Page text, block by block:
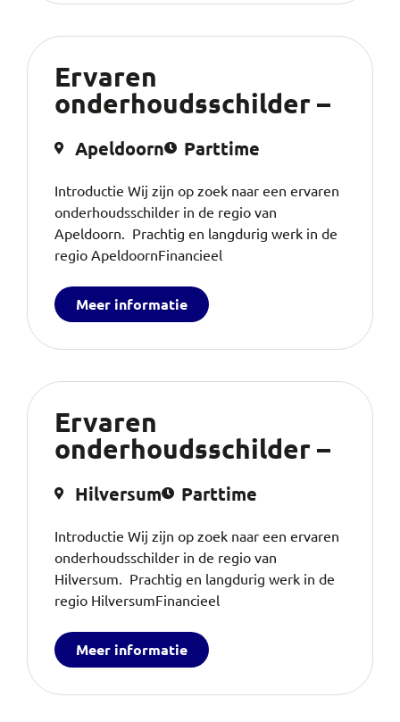
Ervaren
onderhoudsschilder –
Apeldoorn Parttime
Introductie Wij zijn op zoek naar een ervaren
onderhoudsschilder in de regio van
Apeldoorn. Prachtig en langdurig werk in de
regio ApeldoornFinancieel
Meer informatie
Ervaren
onderhoudsschilder –
Hilversum Parttime
Introductie Wij zijn op zoek naar een ervaren
onderhoudsschilder in de regio van
Hilversum. Prachtig en langdurig werk in de
regio HilversumFinancieel
Meer informatie